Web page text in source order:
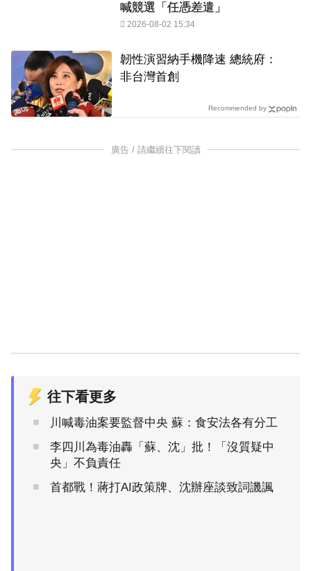
喊競選「任憑差遣」
2026-08-02 15:34
韌性演習納手機降速 總統府：
非台灣首創
Recommended by
廣告 / 請繼續往下閱讀
往下看更多
川喊毒油案要監督中央 蘇：食安法各有分工
李四川為毒油轟「蘇、沈」批！「沒質疑中
央」不負責任
首都戰！蔣打AI政策牌、沈辦座談致詞譏諷